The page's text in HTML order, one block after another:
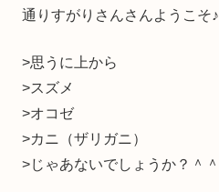
通りすがりさんさんようこそ♪
>思うに上から
>スズメ
>オコゼ
>カニ（ザリガニ）
>じゃあないでしょうか？＾＾